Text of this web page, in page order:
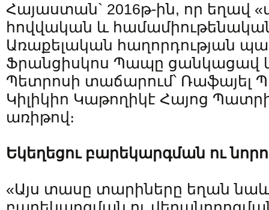
Հայաստան` 2016թ-ին, որ եղավ
հովվական և
Առաքելական հաղորդության
Ֆրանցիսկոս Պապը ցանկացավ
Պետրոսի տաճարում՝ Ռաֆայել
Կիլիկիո Կաթողիկէ Հայոց
առիթով։
Եկեղեցու բարեկարգման ու
«Այս տասը տարիները եղան նաև